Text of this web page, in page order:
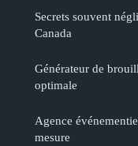
Secrets souvent
Canada
Générateur de
optimale
Agence
mesure